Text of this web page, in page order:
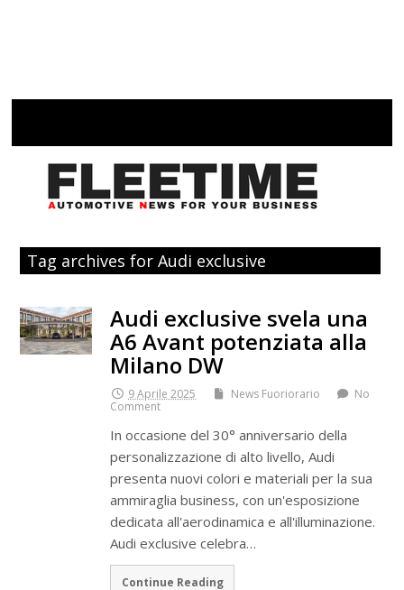
Tag archives for Audi exclusive
Audi exclusive svela una
A6 Avant potenziata alla
Milano DW
9 Aprile 2025 News Fuoriorario
No
Comment
In occasione del 30° anniversario della
personalizzazione di alto livello, Audi
presenta nuovi colori e materiali per la sua
ammiraglia business, con un'esposizione
dedicata all'aerodinamica e all'illuminazione.
Audi exclusive celebra…
Continue Reading